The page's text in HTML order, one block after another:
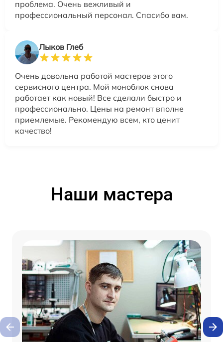
проблема. Очень вежливый и
профессиональный персонал. Спасибо вам.
Лыков Глеб
Очень довольна работой мастеров этого
сервисного центра. Мой моноблок снова
работает как новый! Все сделали быстро и
профессионально. Цены на ремонт вполне
приемлемые. Рекомендую всем, кто ценит
качество!
Наши мастера